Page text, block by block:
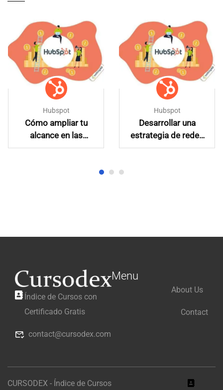
Hubspot
Cómo ampliar tu
alcance en las
redes sociales
Hubspot
Desarrollar una
estrategia de redes
sociales
Índice de Cursos con
Certificado Gratis
contact@cursodex.com
Menu
About Us
Contact
CURSODEX - Índice de Cursos